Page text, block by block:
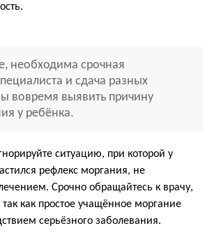
необходима срочная
и сдача разных
вовремя выявить причину
у ребёнка.
ситуацию, при которой у
рефлекс моргания, не
Срочно обращайтесь к врачу,
как простое учащённое моргание
серьёзного заболевания.